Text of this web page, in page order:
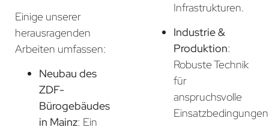
Einige unserer
herausragenden
Arbeiten umfassen:
Neubau des
ZDF-
Bürogebäudes
in Mainz: Ein
Infrastrukturen.
Industrie &
Produktion:
Robuste Technik
für
anspruchsvolle